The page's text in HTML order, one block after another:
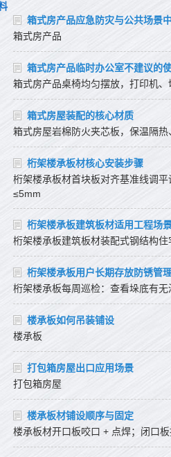
箱式房产品应急防灾与公共场景
箱式房产品
箱式房产品临时办公室不建议的
箱式房产品桌椅均匀摆放，打印机
箱式房屋装配的核心材质
箱式房屋岩棉防火夹芯板，保温隔
桁架楼承板材核心安装步骤
桁架楼承板材首块板对齐基准线调
≤5mm
桁架楼承板建筑板材适用工程场
桁架楼承板建筑板材装配式钢结构
桁架楼承板用户长期存放防锈管
桁架楼承板每周巡检：查看垛底有
楼承板如何吊装铺设
楼承板
打包箱房屋出口应用场景
打包箱房屋
楼承板材铺设顺序与固定
楼承板材开口板咬口 + 点焊；闭口板